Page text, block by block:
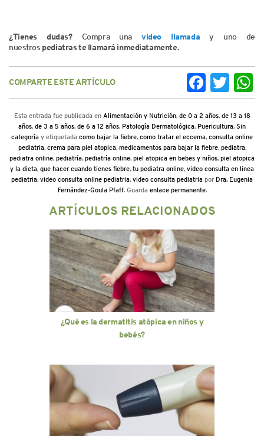
¿Tienes dudas?Compra unavideo llamada
y uno de
nuestros pediatras te llamará inmediatamente.
COMPARTE ESTE ARTÍCULO FacebookTwitter
Esta entrada fue publicada en Alimentación y Nutrición, de 0 a 2 años, de 13 a 18
años, de 3 a 5 años, de 6 a 12 años, Patología Dermatológica, Puericultura, Sin
categoría y etiquetada como bajar la fiebre, como tratar el eccema, consulta online
pediatria, crema para piel atopica, medicamentos para bajar la fiebre, pediatra,
pediatra online, pediatría, pediatría online, piel atopica en bebes y niños, piel atopica
y la dieta, que hacer cuando tienes fiebre, tu pediatra online, video consulta en linea
pediatria, video consulta online pediatria, video consulta pediatria por Dra. Eugenia
Fernández-Goula Pfaff. Guarda enlace permanente.
ARTÍCULOS RELACIONADOS
¿Qué es la dermatitis atópica en niños y
bebés?